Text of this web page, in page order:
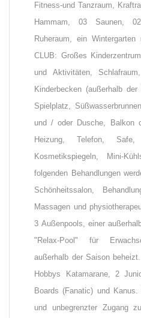
Fitness-und Tanzraum,
Hammam, 03 Saunen,
Ruheraum, ein
CLUB: Großes
und Aktivitäten,
Kinderbecken (außerhalb
Spielplatz,
und / oder Dusche, Balkon
Heizung, Telefon, Safe,
Kosmetikspiegeln, Mini-
folgenden Behandlungen
Schönheitssalon,
Massagen und
3 Außenpools, einer
"Relax-Pool" für
außerhalb der Saison
Hobbys Katamarane, 2
Boards (Fanatic) und
und unbegrenzter Zugang